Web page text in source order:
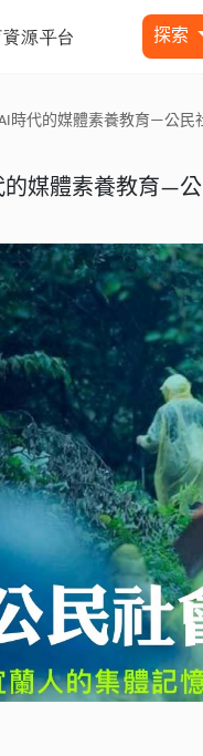
民社會的紀實旅程 -
探索
時代的媒體素養教育—公民
的媒體素養教育—